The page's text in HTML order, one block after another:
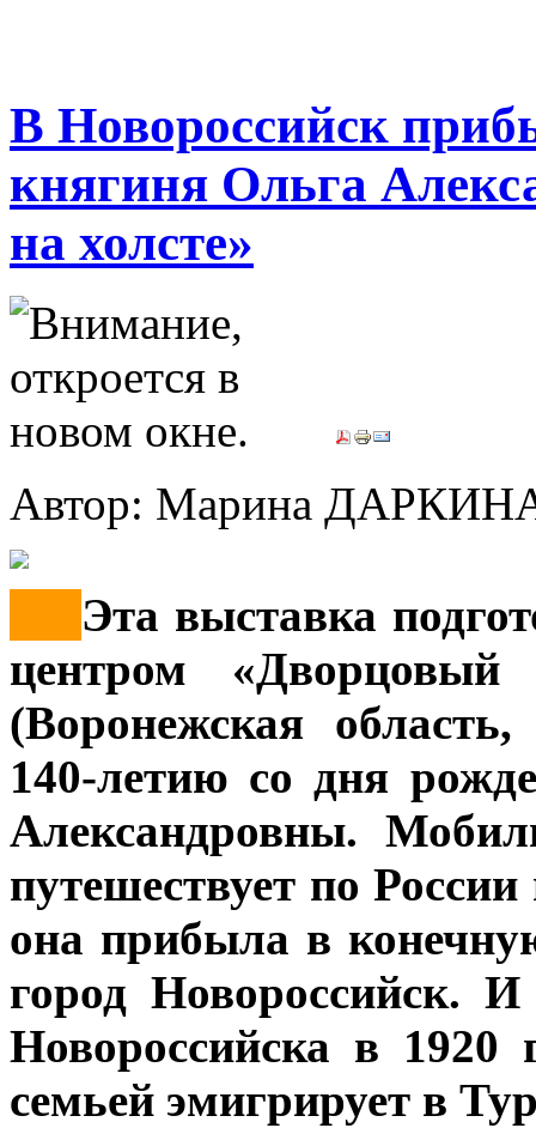
В Новороссийск
княгиня Ольга
на холсте»
Автор: Марина
Эта выставка
центром «Дворцовый
(Воронежская
140-летию со дня
Александровны.
путешествует по
она прибыла в
город Новороссийск.
Новороссийска в 1920
семьей эмигрирует в